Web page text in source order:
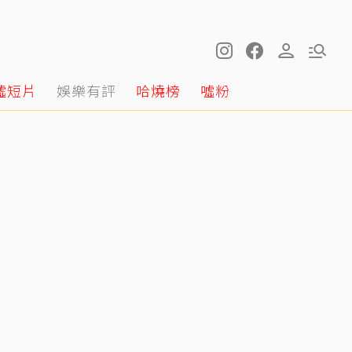
短片 娛樂有評 哈燒榜 噓粉